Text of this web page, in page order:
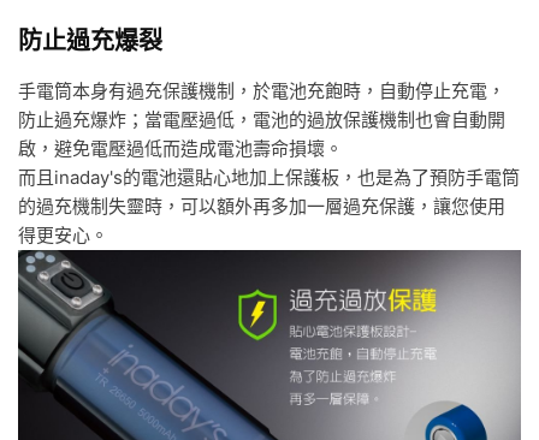
防止過充爆裂
手電筒本身有過充保護機制，於電池充飽時，自動停止充電，
防止過充爆炸；當電壓過低，電池的過放保護機制也會自動開
啟，避免電壓過低而造成電池壽命損壞。
而且inaday's的電池還貼心地加上保護板，也是為了預防手電筒
的過充機制失靈時，可以額外再多加一層過充保護，讓您使用
得更安心。